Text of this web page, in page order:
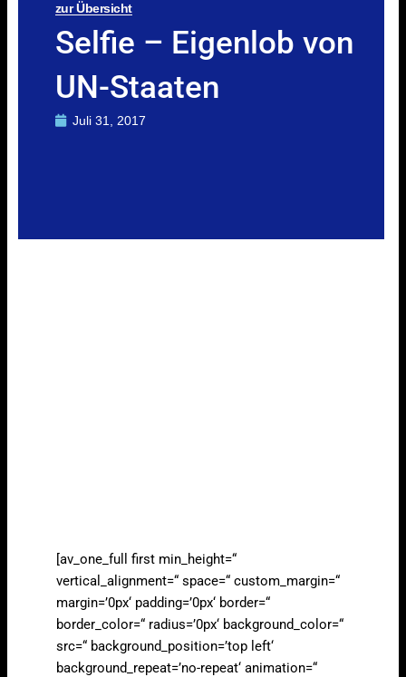
zur Übersicht
Selfie – Eigenlob von
UN-Staaten
Juli 31, 2017
[av_one_full first min_height=“
vertical_alignment=“ space=“ custom_margin=“
margin=’0px‘ padding=’0px‘ border=“
border_color=“ radius=’0px‘ background_color=“
src=“ background_position=’top left‘
background_repeat=’no-repeat‘ animation=“